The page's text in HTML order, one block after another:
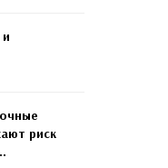
риск